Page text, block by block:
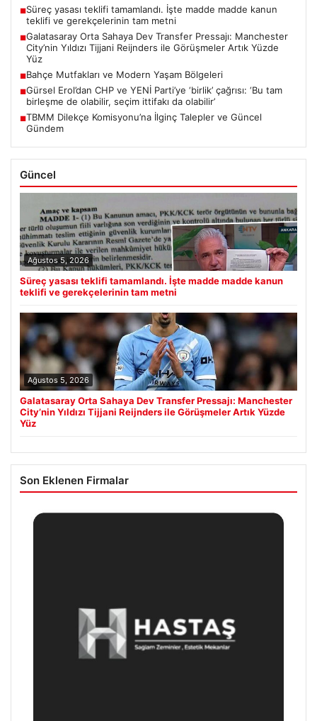
■Süreç yasası teklifi tamamlandı. İşte madde madde kanun
teklifi ve gerekçelerinin tam metni
■Galatasaray Orta Sahaya Dev Transfer Pressajı: Manchester
City’nin Yıldızı Tijjani Reijnders ile Görüşmeler Artık Yüzde
Yüz
■Bahçe Mutfakları ve Modern Yaşam Bölgeleri
■Gürsel Erol’dan CHP ve YENİ Parti’ye ‘birlik’ çağrısı: ‘Bu tam
birleşme de olabilir, seçim ittifakı da olabilir’
■TBMM Dilekçe Komisyonu’na İlginç Talepler ve Güncel
Gündem
Güncel
Ağustos 5, 2026
Süreç yasası teklifi tamamlandı. İşte madde madde kanun
teklifi ve gerekçelerinin tam metni
Ağustos 5, 2026
Galatasaray Orta Sahaya Dev Transfer Pressajı: Manchester
City’nin Yıldızı Tijjani Reijnders ile Görüşmeler Artık Yüzde
Yüz
Son Eklenen Firmalar